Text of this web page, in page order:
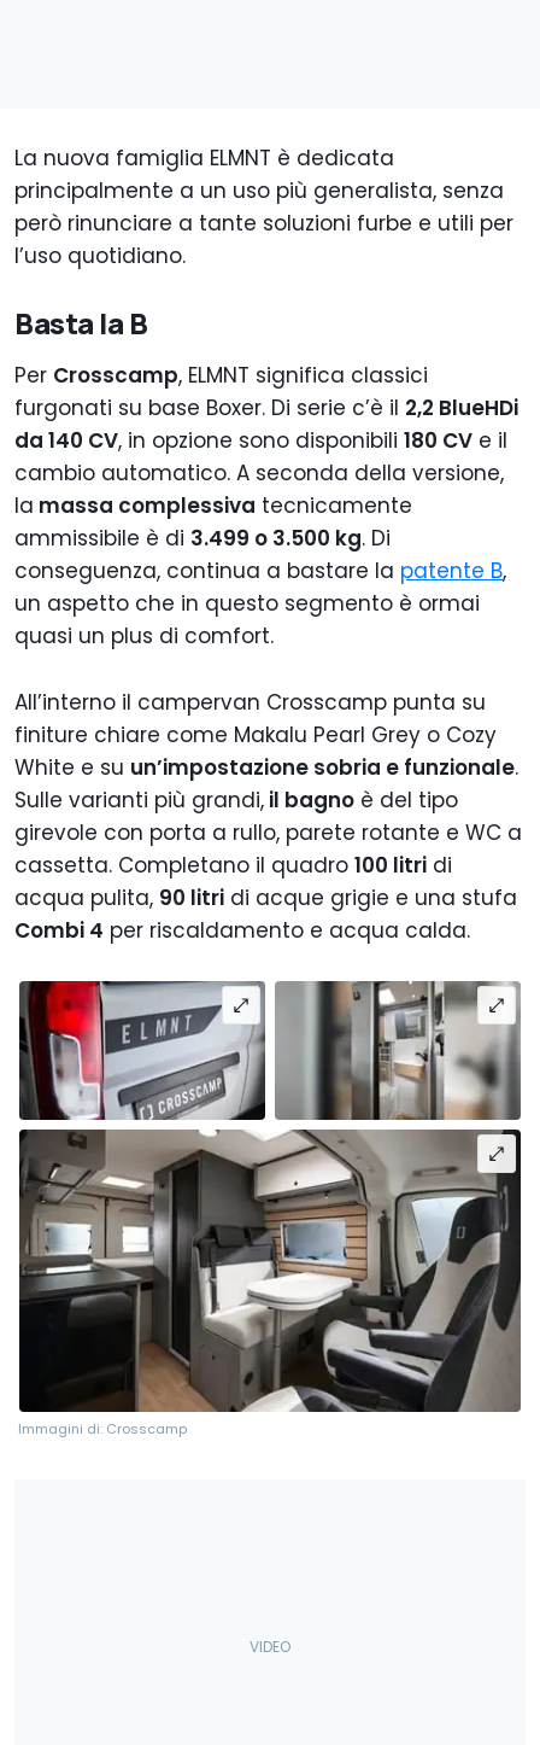
La nuova famiglia ELMNT è dedicata
principalmente a un uso più generalista, senza
però rinunciare a tante soluzioni furbe e utili per
l’uso quotidiano.
Basta la B
Per Crosscamp, ELMNT significa classici
furgonati su base Boxer. Di serie c’è il 2,2 BlueHDi
da 140 CV, in opzione sono disponibili 180 CV e il
cambio automatico. A seconda della versione,
la massa complessiva tecnicamente
ammissibile è di 3.499 o 3.500 kg. Di
conseguenza, continua a bastare la patente B,
un aspetto che in questo segmento è ormai
quasi un plus di comfort.
All’interno il campervan Crosscamp punta su
finiture chiare come Makalu Pearl Grey o Cozy
White e su un’impostazione sobria e funzionale.
Sulle varianti più grandi, il bagno è del tipo
girevole con porta a rullo, parete rotante e WC a
cassetta. Completano il quadro 100 litri di
acqua pulita, 90 litri di acque grigie e una stufa
Combi 4 per riscaldamento e acqua calda.
Immagini di: Crosscamp